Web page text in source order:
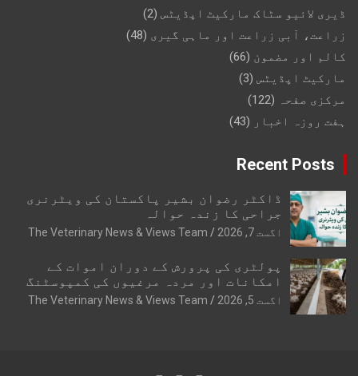
ڈیری لائیو سٹاک مارکیٹ اپڈیٹس (2)
زراعت، آبی زراعت اور ماہی گیری (48)
کالم اور مضمون (66)
مارکیٹ اپڈیٹس (3)
مرکزی صفحہ (122)
ہفت روزہ اخبار (43)
Recent Posts
ڈاکٹر رضوان بشیر پاکستان کی ویٹرنری
جراحی کا زندہ حوالہ
اگست 7, 2026 The Veterinary News & Views Team
پولٹری کی پرورش کے دوران اموات کے
امکانات اور مردہ مرغیوں کی کمپوسٹنگ
اگست 5, 2026 The Veterinary News & Views Team